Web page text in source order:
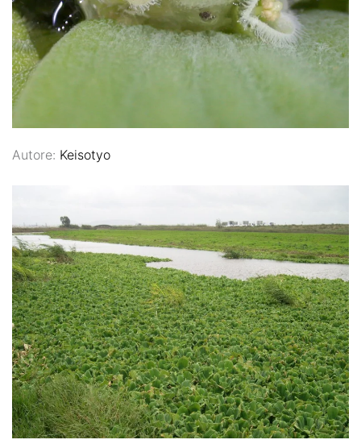
Autore: Keisotyo